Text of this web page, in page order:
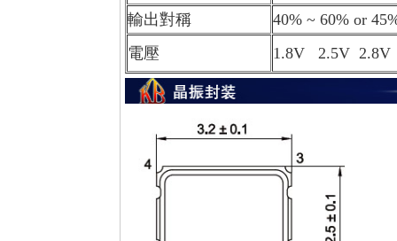
輸出對稱
40% ~ 60% or
電壓
1.8V 2.5V